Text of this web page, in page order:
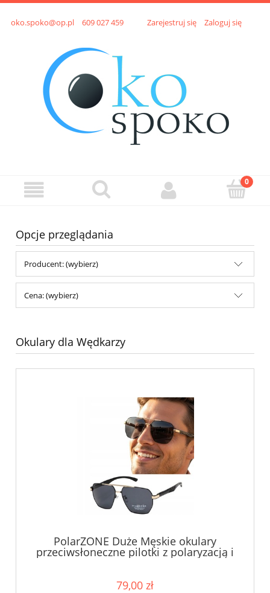
oko.spoko@op.pl 609 027 459 Zarejestruj się Zaloguj się
Opcje przeglądania
Producent: (wybierz)
Cena: (wybierz)
Okulary dla Wędkarzy
PolarZONE Duże Męskie okulary
przeciwsłoneczne pilotki z polaryzacją i
filtrem UV400
79,00 zł